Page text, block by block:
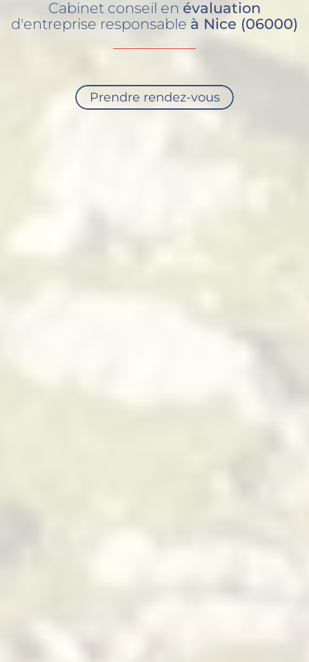
Cabinet conseil en évaluation
d'entreprise responsable à Nice (06000)
Prendre rendez-vous